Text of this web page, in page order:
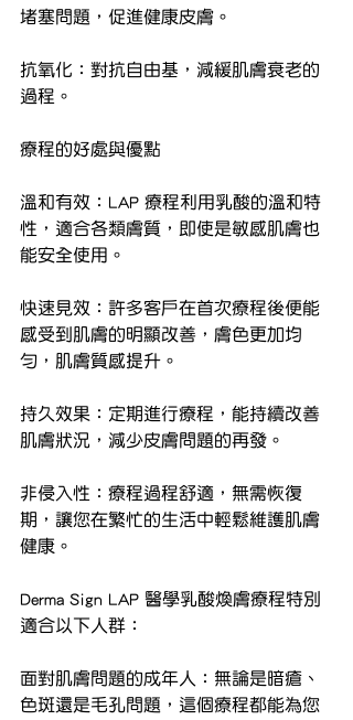
堵塞問題，促進健康皮膚。
抗氧化：對抗自由基，減緩肌膚衰老的
過程。
療程的好處與優點
溫和有效：LAP 療程利用乳酸的溫和特
性，適合各類膚質，即使是敏感肌膚也
能安全使用。
快速見效：許多客戶在首次療程後便能
感受到肌膚的明顯改善，膚色更加均
勻，肌膚質感提升。
持久效果：定期進行療程，能持續改善
肌膚狀況，減少皮膚問題的再發。
非侵入性：療程過程舒適，無需恢復
期，讓您在繁忙的生活中輕鬆維護肌膚
健康。
Derma Sign LAP 醫學乳酸煥膚療程特別
適合以下人群：
面對肌膚問題的成年人：無論是暗瘡、
色斑還是毛孔問題，這個療程都能為您